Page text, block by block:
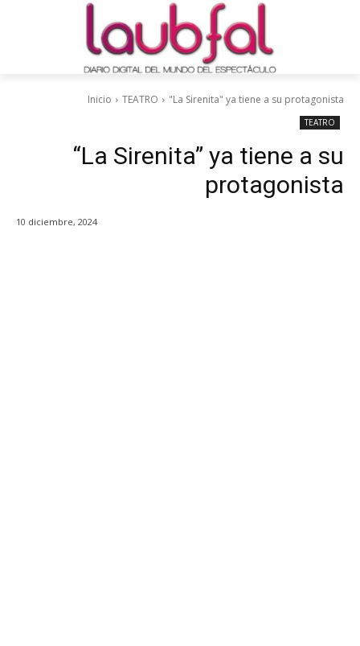
Inicio TEATRO "La Sirenita" ya tiene a su protagonista
TEATRO
“La Sirenita” ya tiene a su
protagonista
10 diciembre, 2024